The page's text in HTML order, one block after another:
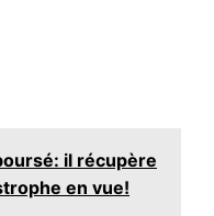
il récupère
en vue!